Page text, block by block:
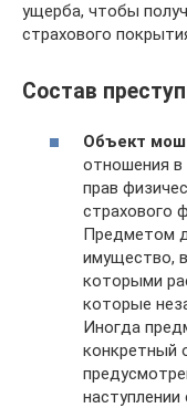
ущерба, чтобы
страхового
Состав
Объект
отношения в
прав
страхового
Предметом
имущество,
которыми
которые
Иногда
конкретный
наступлении